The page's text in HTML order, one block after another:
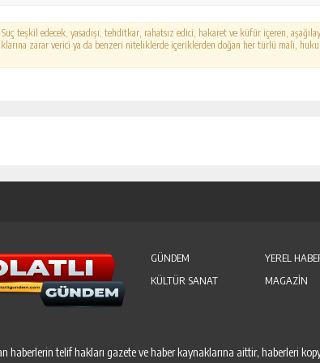
Suç teşkil edecek, yasadışı, tehditkar, rahatsız edici, hakaret ve küfür içeren,
zarar verici ya da benzeri niteliklerde içeriklerden doğan her türlü mali,
GÜNDEM YEREL
KÜLTÜR SANAT
MAGAZİN
haberlerin telif hakları gazete ve haber kaynaklarına aittir, haberleri